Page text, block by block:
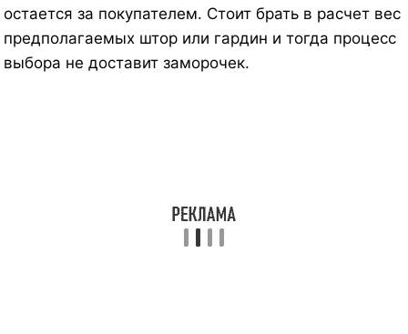
остается за покупателем. Стоит брать в расчет вес
предполагаемых штор или гардин и тогда процесс
выбора не доставит заморочек.